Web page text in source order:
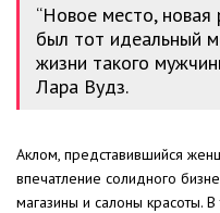
“Новое место,
был тот идеальный
жизни такого
Лара Вудз.
Аклом, представившийся
впечатление солидного
магазины и салоны красоты.